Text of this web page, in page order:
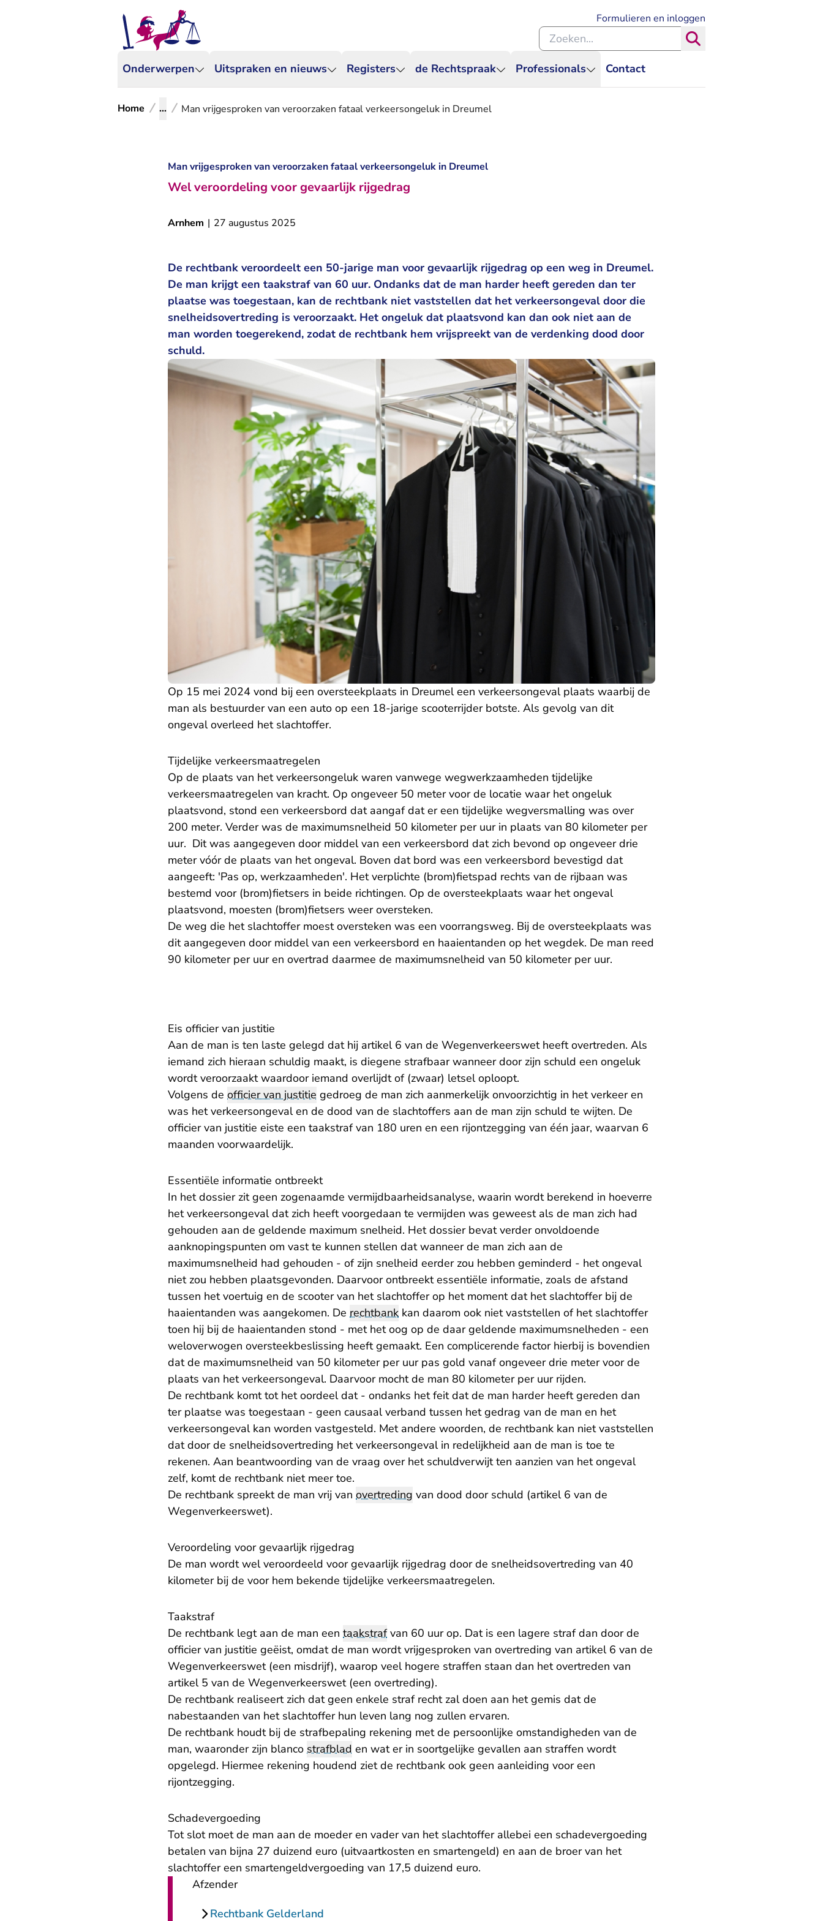
Onderwerpen Uitspraken en nieuws Registers de Rechtspraak Professionals Contact
Formulieren en inloggen
Zoeken binnen de Rechtspraak
Home ... Man vrijgesproken van veroorzaken fataal verkeersongeluk in Dreumel
Man vrijgesproken van veroorzaken fataal verkeersongeluk in Dreumel
Wel veroordeling voor gevaarlijk rijgedrag
Arnhem | 27 augustus 2025
De rechtbank veroordeelt een 50-jarige man voor gevaarlijk rijgedrag op een weg in Dreumel.
De man krijgt een taakstraf van 60 uur. Ondanks dat de man harder heeft gereden dan ter
plaatse was toegestaan, kan de rechtbank niet vaststellen dat het verkeersongeval door die
snelheidsovertreding is veroorzaakt. Het ongeluk dat plaatsvond kan dan ook niet aan de
man worden toegerekend, zodat de rechtbank hem vrijspreekt van de verdenking dood door
schuld.
Op 15 mei 2024 vond bij een oversteekplaats in Dreumel een verkeersongeval plaats waarbij de
man als bestuurder van een auto op een 18-jarige scooterrijder botste. Als gevolg van dit
ongeval overleed het slachtoffer.
Tijdelijke verkeersmaatregelen
Op de plaats van het verkeersongeluk waren vanwege wegwerkzaamheden tijdelijke
verkeersmaatregelen van kracht. Op ongeveer 50 meter voor de locatie waar het ongeluk
plaatsvond, stond een verkeersbord dat aangaf dat er een tijdelijke wegversmalling was over
200 meter. Verder was de maximumsnelheid 50 kilometer per uur in plaats van 80 kilometer per
uur. Dit was aangegeven door middel van een verkeersbord dat zich bevond op ongeveer drie
meter vóór de plaats van het ongeval. Boven dat bord was een verkeersbord bevestigd dat
aangeeft: 'Pas op, werkzaamheden'. Het verplichte (brom)fietspad rechts van de rijbaan was
bestemd voor (brom)fietsers in beide richtingen. Op de oversteekplaats waar het ongeval
plaatsvond, moesten (brom)fietsers weer oversteken.
De weg die het slachtoffer moest oversteken was een voorrangsweg. Bij de oversteekplaats was
dit aangegeven door middel van een verkeersbord en haaientanden op het wegdek. De man reed
90 kilometer per uur en overtrad daarmee de maximumsnelheid van 50 kilometer per uur.
Eis officier van justitie
Aan de man is ten laste gelegd dat hij artikel 6 van de Wegenverkeerswet heeft overtreden. Als
iemand zich hieraan schuldig maakt, is diegene strafbaar wanneer door zijn schuld een ongeluk
wordt veroorzaakt waardoor iemand overlijdt of (zwaar) letsel oploopt.
Volgens de officier van justitie gedroeg de man zich aanmerkelijk onvoorzichtig in het verkeer en
was het verkeersongeval en de dood van de slachtoffers aan de man zijn schuld te wijten. De
officier van justitie eiste een taakstraf van 180 uren en een rijontzegging van één jaar, waarvan 6
maanden voorwaardelijk.
Essentiële informatie ontbreekt
In het dossier zit geen zogenaamde vermijdbaarheidsanalyse, waarin wordt berekend in hoeverre
het verkeersongeval dat zich heeft voorgedaan te vermijden was geweest als de man zich had
gehouden aan de geldende maximum snelheid. Het dossier bevat verder onvoldoende
aanknopingspunten om vast te kunnen stellen dat wanneer de man zich aan de
maximumsnelheid had gehouden - of zijn snelheid eerder zou hebben geminderd - het ongeval
niet zou hebben plaatsgevonden. Daarvoor ontbreekt essentiële informatie, zoals de afstand
tussen het voertuig en de scooter van het slachtoffer op het moment dat het slachtoffer bij de
haaientanden was aangekomen. De rechtbank kan daarom ook niet vaststellen of het slachtoffer
toen hij bij de haaientanden stond - met het oog op de daar geldende maximumsnelheden - een
weloverwogen oversteekbeslissing heeft gemaakt. Een complicerende factor hierbij is bovendien
dat de maximumsnelheid van 50 kilometer per uur pas gold vanaf ongeveer drie meter voor de
plaats van het verkeersongeval. Daarvoor mocht de man 80 kilometer per uur rijden.
De rechtbank komt tot het oordeel dat - ondanks het feit dat de man harder heeft gereden dan
ter plaatse was toegestaan - geen causaal verband tussen het gedrag van de man en het
verkeersongeval kan worden vastgesteld. Met andere woorden, de rechtbank kan niet vaststellen
dat door de snelheidsovertreding het verkeersongeval in redelijkheid aan de man is toe te
rekenen. Aan beantwoording van de vraag over het schuldverwijt ten aanzien van het ongeval
zelf, komt de rechtbank niet meer toe.
De rechtbank spreekt de man vrij van overtreding van dood door schuld (artikel 6 van de
Wegenverkeerswet).
Veroordeling voor gevaarlijk rijgedrag
De man wordt wel veroordeeld voor gevaarlijk rijgedrag door de snelheidsovertreding van 40
kilometer bij de voor hem bekende tijdelijke verkeersmaatregelen.
Taakstraf
De rechtbank legt aan de man een taakstrafvan 60 uur op. Dat is een lagere straf dan door de
officier van justitie geëist, omdat de man wordt vrijgesproken van overtreding van artikel 6 van de
Wegenverkeerswet (een misdrijf), waarop veel hogere straffen staan dan het overtreden van
artikel 5 van de Wegenverkeerswet (een overtreding).
De rechtbank realiseert zich dat geen enkele straf recht zal doen aan het gemis dat de
nabestaanden van het slachtoffer hun leven lang nog zullen ervaren.
De rechtbank houdt bij de strafbepaling rekening met de persoonlijke omstandigheden van de
man, waaronder zijn blanco strafblad en wat er in soortgelijke gevallen aan straffen wordt
opgelegd. Hiermee rekening houdend ziet de rechtbank ook geen aanleiding voor een
rijontzegging.
Schadevergoeding
Tot slot moet de man aan de moeder en vader van het slachtoffer allebei een schadevergoeding
betalen van bijna 27 duizend euro (uitvaartkosten en smartengeld) en aan de broer van het
slachtoffer een smartengeldvergoeding van 17,5 duizend euro.
Afzender
Rechtbank Gelderland